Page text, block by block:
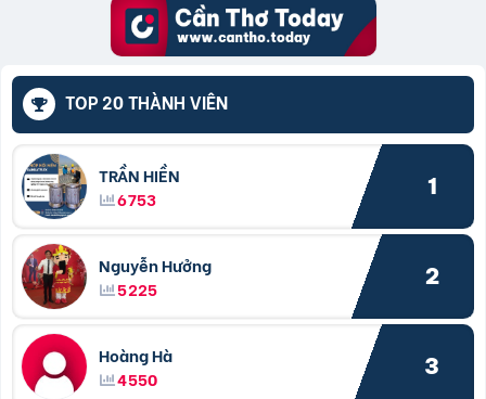
TOP 20 THÀNH VIÊN
TRẦN HIỀN
6753
1
Nguyễn Hưởng
5225
2
Hoàng Hà
4550
3